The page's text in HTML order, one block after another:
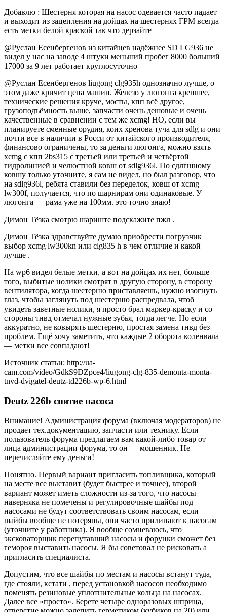
Добавлю : Шестерня которая на насос одевается часто падает
и выходит из зацепления на дойцах на шестернях ГРМ всегда
есть метки белой краской так что дерзайте
@Руслан Есенбергенов из китайцев надёжнее SD LG936 не
видел у нас на заводе 4 штуки меньший пробег 8000 больший
17000 за 9 лет работает круглосуточно
@Руслан Есенбергенов liugong clg935h однозначно лучше, о
этом даже кричит цена машин. Железо у люгонга крепшее,
технические решения круче, мосты, кпп всё другое,
грузоподъёмность выше, запчасти очень дешовые и очень
качественные в сравнении с тем же xcmg! НО, если вы
планируете сменные орудия, коих хренова туча для sdlg и они
почти все в наличии в Росси от китайского производителя,
финансово ограничены, то за деньги люгонга, можно взять
xcmg с кпп 2bs315 с третьей или третьей и четвёртой
гидролинией и челюстной ковш от sdlg936l. По сдлгшному
ковшу только уточните, я сам не видел, но был разговор, что
на sdlg936l, ребята ставили без переделок, ковш от xcmg
lw300f, получается, что по шарнирам они одинаковые. У
люгонга — рама уже на 100мм. это точно знаю!
Димон Тёзка смотрю шариште подскажите пжл .
Димон Тёзка здравствуйте думаю приобрести погрузчик
выбор xcmg lw300kn или clg835 h в чем отличие и какой
лучше .
На wp6 видел белые метки, а вот на дойцах их нет, больше
того, выбитые нолики смотрят в другую сторону, в сторону
вентилятора, когда шестерню приставляешь, нужно изогнуть
глаз, чтобы заглянуть под шестерню распредвала, чтоб
увидеть заветные нолики, я просто брал маркер-краску и со
стороны тнвд отмечал нужные зубья, тогда легче. Но если
аккуратно, не ковырять шестерню, простая замена тнвд без
проблем. Ещё хочу заметить, что каждые 2 оборота коленвала
— метки все совпадают!
Источник статьи: http://ua-
cam.com/video/GdkS9DZpce4/liugong-clg-835-demonta-monta-
tnvd-dvigatel-deutz-td226b-wp-6.html
Deutz 226b снятие насоса
Внимание! Администрация форума (включая модераторов) не
продает тех.документацию, запчасти или технику. Если
пользователь форума предлагаем вам какой-либо товар от
лица администрации форума, то он — мошенник. Не
перечисляйте ему деньги!
Понятно. Первый вариант пригласить топливщика, который
на месте все выставит (будет быстрее и точнее), второй
вариант может иметь сложности из-за того, что насосы
наверняка не помечены и регулировочные шайбы под
насосами не будут соответствовать своим насосам, если
шайбы вообще не потеряны, они часто прилипают к насосам
(уточните у работника). Я вообще сомневаюсь, что
эксковаторщик перепутавший насосы и форунки сможет без
гемороя выставить насосы. Я бы советовал не рисковать а
пригласить специалиста.
Допустим, что все шайбы по местам и насосы встанут туда,
где стояли, кстати , перед установкой насосов необходимо
поменять резиновые уплотнительные кольца на насосах.
Далее все «просто». Берете четыре одноразовых шприца,